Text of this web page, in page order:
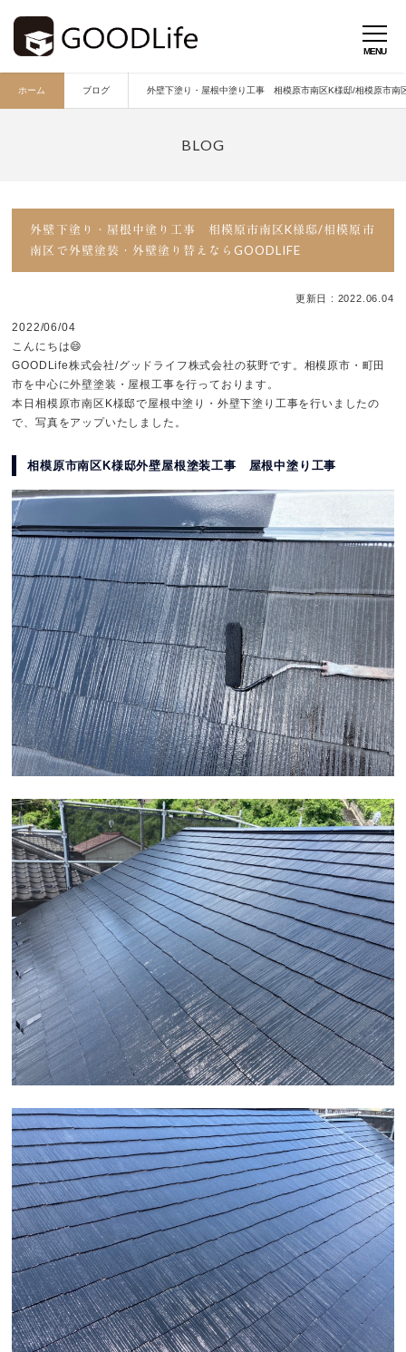
ホーム ブログ 外壁下塗り・屋根中塗り工事 相模原市南区K様邸/相模原市南
外壁下塗り・屋根中塗り工事 相模原市南区K様邸/相模原市
南区で外壁塗装・外壁塗り替えならGOODLIFE
更新日 : 2022.06.04
2022/06/04
こんにちは😄
GOODLife株式会社/グッドライフ株式会社の荻野です。相模原市・町田
市を中心に外壁塗装・屋根工事を行っております。
本日相模原市南区K様邸で屋根中塗り・外壁下塗り工事を行いましたの
で、写真をアップいたしました。
相模原市南区K様邸外壁屋根塗装工事 屋根中塗り工事